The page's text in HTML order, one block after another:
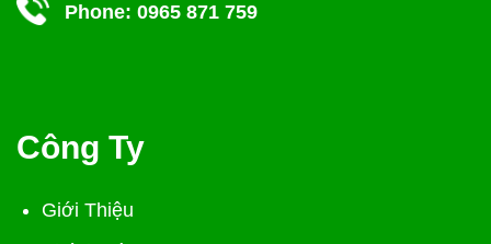
Phone: 0965 871 759
Công Ty
Giới Thiệu